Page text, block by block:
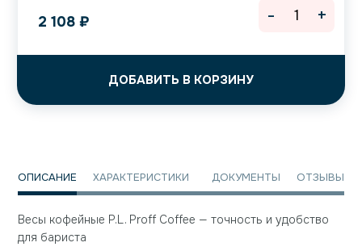
2 108 ₽
ДОБАВИТЬ В КОРЗИНУ
- +
ОПИСАНИЕ ХАРАКТЕРИСТИКИ ДОКУМЕНТЫ ОТЗЫВЫ
Весы кофейные P.L. Proff Coffee — точность и удобство
для бариста